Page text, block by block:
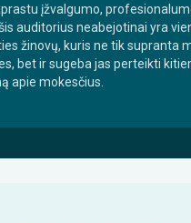
įžvalgumo,
auditorius neabejotinai yra
žinovų, kuris ne tik supranta
bet ir sugeba jas perteikti
apie mokesčius.